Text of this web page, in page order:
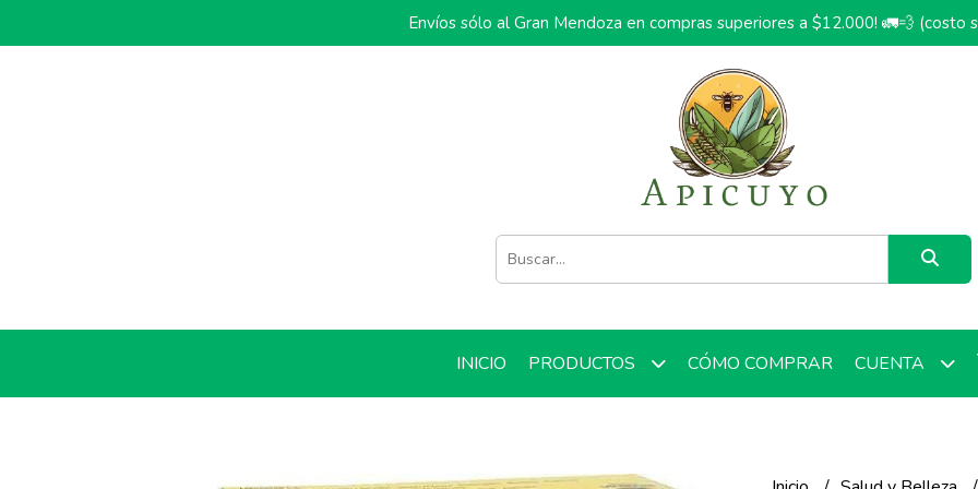
Envíos sólo al Gran Mendoza en compras superiores a $12.000! 🚛💨 (costo
INICIO PRODUCTOS CÓMO COMPRAR CUENTA